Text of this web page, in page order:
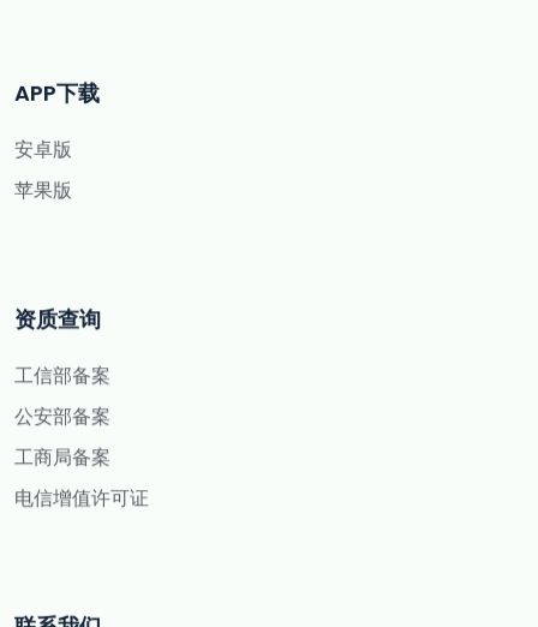
APP下载
安卓版
苹果版
资质查询
工信部备案
公安部备案
工商局备案
电信增值许可证